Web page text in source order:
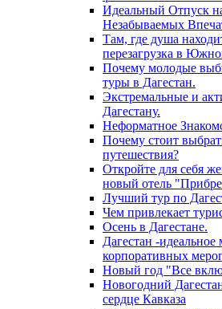
Идеальный Отпуск
Незабываемых
Там, где душа
перезагрузка в
Почему молодые
туры в Дагестан.
Экстремальные и
Дагестану.
Неформатное
Почему стоит
путешествия?
Откройте для себя
новый отель
Лучший тур по
Чем привлекает
Осень в Дагестане.
Дагестан -идеальное
корпоративных
Новый год "Все
Новогодний
сердце Кавказа